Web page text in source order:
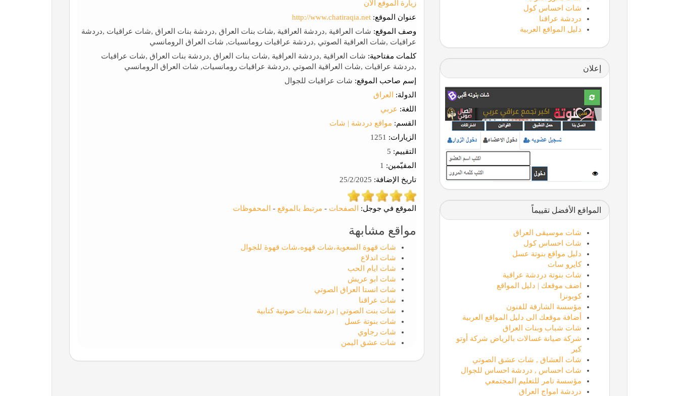
زيارة الموقع الآن
عنوان الموقع: http://www.chatiraqia.net
وصف الموقع: شات العراقية ,دردشة العراقية ,شات بنات العراق ,دردشة بنات العراق ,شات عراقيات ,دردشة
عراقيات ,شات العراقية الصوتي ,دردشة عراقيات رومانسيات, شات العراق الرومانسي
كلمات مفتاحية: شات العراقية ,دردشة العراقية ,شات بنات العراق ,دردشة بنات العراق ,شات عراقيات
,دردشة عراقيات ,شات العراقية الصوتي ,دردشة عراقيات رومانسيات, شات العراق الرومانسي
إسم صاحب الموقع: شات عراقيات للجوال
الدولة:
العراق
اللغة: عربي
القسم: مواقع دردشة | شات
الزيارات:
التقييم:
المقيّمين:
تاريخ الإضافة:
الموقع في جوجل: الصفحات - مرتبط بالموقع - المحفوظات
مواقع مشابهة
شات قهوة السعوية،شات قهوه،شات قهوة للجوال
شات اندلاع
شات ايام الحب
شات ابو عريش
شات انستا العراق الصوتي
شات عراقنا
شات بنت الصوتي | دردشة بنات صوتية كتابية
شات بنوتة عسل
شات رجاوي
شات عشق اليمن
شات احساس كول
دردشة عراقنا
دليل المواقع العربية
إعلان
المواقع الأفضل تقييماً
شات موسيقى العراق
شات احساس كول
دليل مواقع بنوتة عسل
كايرو سات
شات بنوتة دردشة عراقية
اضف موقعك | دليل المواقع
كوبونزا
مؤسسة الشارقة للفنون
أضافة موقعك الى دليل المواقع العربية
شات شباب وبنات العراق
شركة صيانة غسالات بالرياض شركة أوتو
كير
شات العشاق , شات عشق الصوتي
شات احساس , دردشة احساس للجوال
مؤسسة تامر للتعليم المجتمعي
دردشة امواج العراق